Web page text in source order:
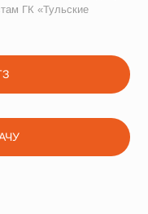
ГК «Тульские